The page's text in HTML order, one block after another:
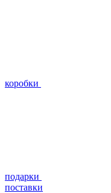
коробки
подарки
поставки